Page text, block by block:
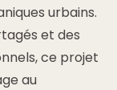
urbains.
et des
ce projet
au